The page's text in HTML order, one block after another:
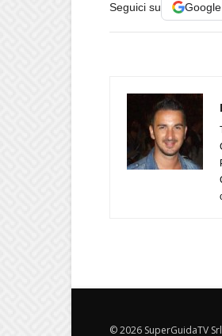
Seguici su Google
© 2026 SuperGuidaTV